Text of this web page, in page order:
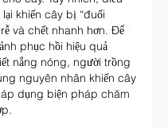
khiến cây bị “đuối
và chết nhanh hơn. Để
phục hồi hiệu quả
nắng nóng, người trồng
nguyên nhân khiến cây
dụng biện pháp chăm